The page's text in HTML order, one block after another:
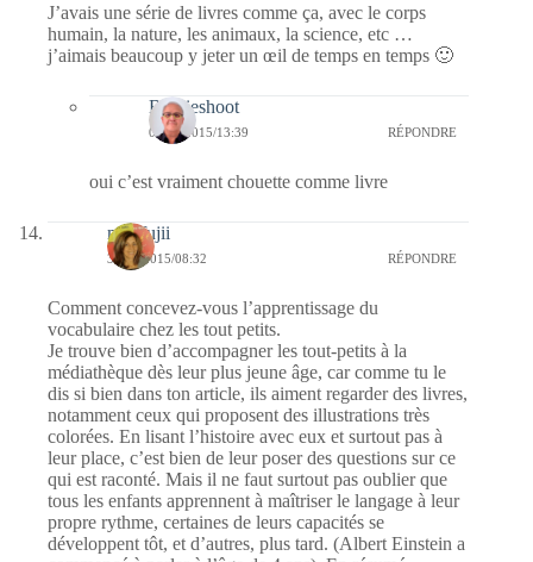
J’avais une série de livres comme ça, avec le corps
humain, la nature, les animaux, la science, etc …
j’aimais beaucoup y jeter un œil de temps en temps 🙂
Bernieshoot
05/05/2015/13:39 RÉPONDRE
oui c’est vraiment chouette comme livre
missfujii
30/04/2015/08:32 RÉPONDRE
Comment concevez-vous l’apprentissage du
vocabulaire chez les tout petits.
Je trouve bien d’accompagner les tout-petits à la
médiathèque dès leur plus jeune âge, car comme tu le
dis si bien dans ton article, ils aiment regarder des livres,
notamment ceux qui proposent des illustrations très
colorées. En lisant l’histoire avec eux et surtout pas à
leur place, c’est bien de leur poser des questions sur ce
qui est raconté. Mais il ne faut surtout pas oublier que
tous les enfants apprennent à maîtriser le langage à leur
propre rythme, certaines de leurs capacités se
développent tôt, et d’autres, plus tard. (Albert Einstein a